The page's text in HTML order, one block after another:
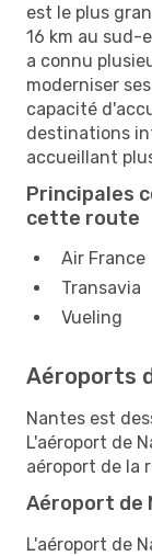
est le plus
16 km au sud-
a connu
moderniser
capacité
destinations
accueillant
Principales
cette route
Air France
Transavia
Vueling
Aéroports
Nantes est
L'aéroport de
aéroport de la
Aéroport de
L'aéroport de